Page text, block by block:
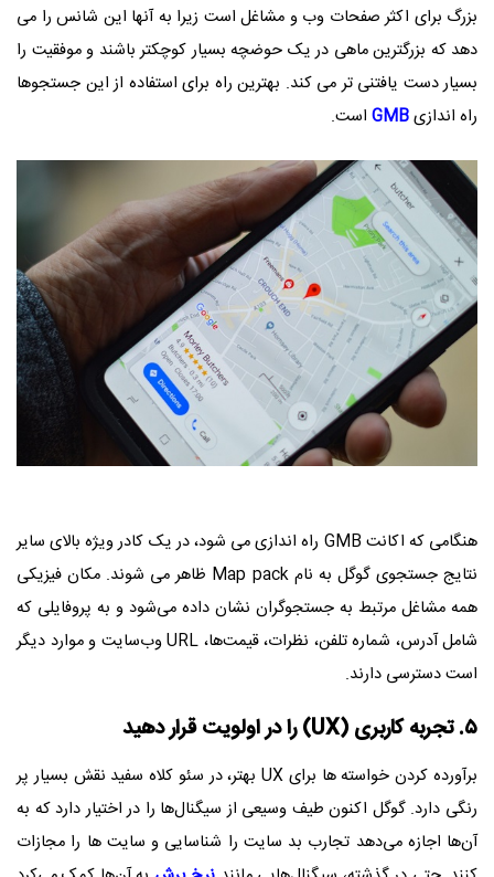
بزرگ برای اکثر صفحات وب و مشاغل است زیرا به آنها این شانس را می
دهد که بزرگترین ماهی در یک حوضچه بسیار کوچکتر باشند و موفقیت را
بسیار دست یافتنی تر می کند. بهترین راه برای استفاده از این جستجوها
راه اندازیGMB است.
هنگامی که اکانت GMB راه اندازی می شود، در یک کادر ویژه بالای سایر
نتایج جستجوی گوگل به نام Map pack ظاهر می شوند. مکان فیزیکی
همه مشاغل مرتبط به جستجوگران نشان داده می‌شود و به پروفایلی که
شامل آدرس، شماره تلفن، نظرات، قیمت‌ها، URL وب‌سایت و موارد دیگر
است دسترسی دارند.
۵. تجربه کاربری (UX) را در اولویت قرار دهید
برآورده کردن خواسته ها برای UX بهتر، در سئو کلاه سفید نقش بسیار پر
رنگی دارد. گوگل اکنون طیف وسیعی از سیگنال‌ها را در اختیار دارد که به
آن‌ها اجازه می‌دهد تجارب بد سایت را شناسایی و سایت ها را مجازات